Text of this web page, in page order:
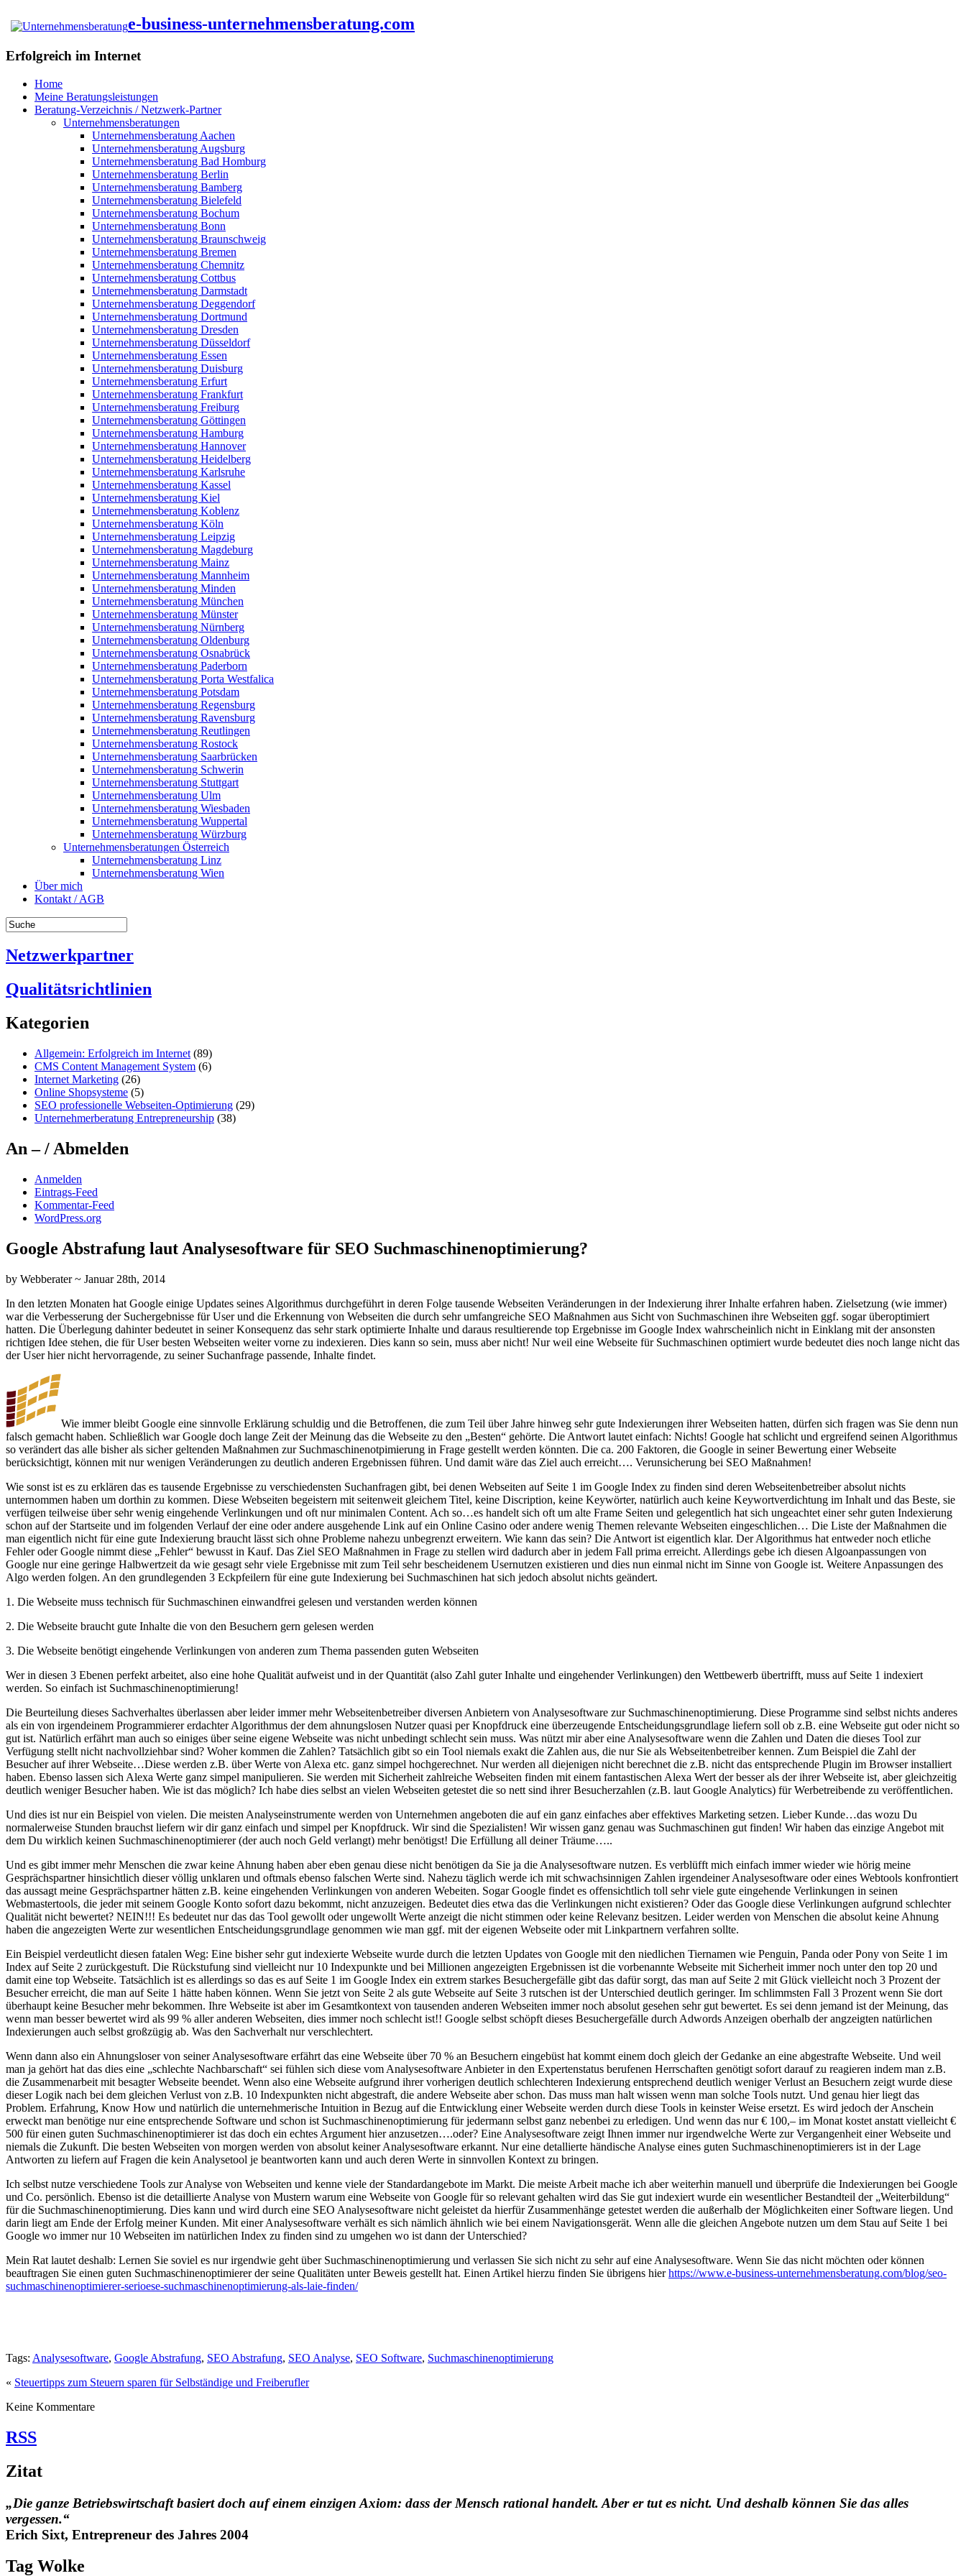
e-business-unternehmensberatung.com
Erfolgreich im Internet
Home
Meine Beratungsleistungen
Beratung-Verzeichnis / Netzwerk-Partner
Unternehmensberatungen
Unternehmensberatung Aachen
Unternehmensberatung Augsburg
Unternehmensberatung Bad Homburg
Unternehmensberatung Berlin
Unternehmensberatung Bamberg
Unternehmensberatung Bielefeld
Unternehmensberatung Bochum
Unternehmensberatung Bonn
Unternehmensberatung Braunschweig
Unternehmensberatung Bremen
Unternehmensberatung Chemnitz
Unternehmensberatung Cottbus
Unternehmensberatung Darmstadt
Unternehmensberatung Deggendorf
Unternehmensberatung Dortmund
Unternehmensberatung Dresden
Unternehmensberatung Düsseldorf
Unternehmensberatung Essen
Unternehmensberatung Duisburg
Unternehmensberatung Erfurt
Unternehmensberatung Frankfurt
Unternehmensberatung Freiburg
Unternehmensberatung Göttingen
Unternehmensberatung Hamburg
Unternehmensberatung Hannover
Unternehmensberatung Heidelberg
Unternehmensberatung Karlsruhe
Unternehmensberatung Kassel
Unternehmensberatung Kiel
Unternehmensberatung Koblenz
Unternehmensberatung Köln
Unternehmensberatung Leipzig
Unternehmensberatung Magdeburg
Unternehmensberatung Mainz
Unternehmensberatung Mannheim
Unternehmensberatung Minden
Unternehmensberatung München
Unternehmensberatung Münster
Unternehmensberatung Nürnberg
Unternehmensberatung Oldenburg
Unternehmensberatung Osnabrück
Unternehmensberatung Paderborn
Unternehmensberatung Porta Westfalica
Unternehmensberatung Potsdam
Unternehmensberatung Regensburg
Unternehmensberatung Ravensburg
Unternehmensberatung Reutlingen
Unternehmensberatung Rostock
Unternehmensberatung Saarbrücken
Unternehmensberatung Schwerin
Unternehmensberatung Stuttgart
Unternehmensberatung Ulm
Unternehmensberatung Wiesbaden
Unternehmensberatung Wuppertal
Unternehmensberatung Würzburg
Unternehmensberatungen Österreich
Unternehmensberatung Linz
Unternehmensberatung Wien
Über mich
Kontakt / AGB
Netzwerkpartner
Qualitätsrichtlinien
Kategorien
Allgemein: Erfolgreich im Internet (89)
CMS Content Management System (6)
Internet Marketing (26)
Online Shopsysteme (5)
SEO professionelle Webseiten-Optimierung (29)
Unternehmerberatung Entrepreneurship (38)
An – / Abmelden
Anmelden
Eintrags-Feed
Kommentar-Feed
WordPress.org
Google Abstrafung laut Analysesoftware für SEO Suchmaschinenoptimierung?
by Webberater ~ Januar 28th, 2014
In den letzten Monaten hat Google einige Updates seines Algorithmus durchgeführt in deren Folge tausende Webseiten Veränderungen in der Indexierung ihrer Inhalte erfahren haben. Zielsetzung (wie immer)
war die Verbesserung der Suchergebnisse für User und die Erkennung von Webseiten die durch sehr umfangreiche SEO Maßnahmen aus Sicht von Suchmaschinen ihre Webseiten ggf. sogar überoptimiert
hatten. Die Überlegung dahinter bedeutet in seiner Konsequenz das sehr stark optimierte Inhalte und daraus resultierende top Ergebnisse im Google Index wahrscheinlich nicht in Einklang mit der ansonsten
richtigen Idee stehen, die für User besten Webseiten weiter vorne zu indexieren. Dies kann so sein, muss aber nicht! Nur weil eine Webseite für Suchmaschinen optimiert wurde bedeutet dies noch lange nicht das
der User hier nicht hervorragende, zu seiner Suchanfrage passende, Inhalte findet.
Wie immer bleibt Google eine sinnvolle Erklärung schuldig und die Betroffenen, die zum Teil über Jahre hinweg sehr gute Indexierungen ihrer Webseiten hatten, dürfen sich fragen was Sie denn nun
falsch gemacht haben. Schließlich war Google doch lange Zeit der Meinung das die Webseite zu den „Besten“ gehörte. Die Antwort lautet einfach: Nichts! Google hat schlicht und ergreifend seinen Algorithmus
so verändert das alle bisher als sicher geltenden Maßnahmen zur Suchmaschinenotpimierung in Frage gestellt werden könnten. Die ca. 200 Faktoren, die Google in seiner Bewertung einer Webseite
berücksichtigt, können mit nur wenigen Veränderungen zu deutlich anderen Ergebnissen führen. Und damit wäre das Ziel auch erreicht…. Verunsicherung bei SEO Maßnahmen!
Wie sonst ist es zu erklären das es tausende Ergebnisse zu verschiedensten Suchanfragen gibt, bei denen Webseiten auf Seite 1 im Google Index zu finden sind deren Webseitenbetreiber absolut nichts
unternommen haben um dorthin zu kommen. Diese Webseiten begeistern mit seitenweit gleichem Titel, keine Discription, keine Keywörter, natürlich auch keine Keywortverdichtung im Inhalt und das Beste, sie
verfügen teilweise über sehr wenig eingehende Verlinkungen und oft nur minimalen Content. Ach so…es handelt sich oft um alte Frame Seiten und gelegentlich hat sich ungeachtet einer sehr guten Indexierung
schon auf der Startseite und im folgenden Verlauf der eine oder andere ausgehende Link auf ein Online Casino oder andere wenig Themen relevante Webseiten eingeschlichen… Die Liste der Maßnahmen die
man eigentlich nicht für eine gute Indexierung braucht lässt sich ohne Probleme nahezu unbegrenzt erweitern. Wie kann das sein? Die Antwort ist eigentlich klar. Der Algorithmus hat entweder noch etliche
Fehler oder Google nimmt diese „Fehler“ bewusst in Kauf. Das Ziel SEO Maßnahmen in Frage zu stellen wird dadurch aber in jedem Fall prima erreicht. Allerdings gebe ich diesen Algoanpassungen von
Google nur eine geringe Halbwertzeit da wie gesagt sehr viele Ergebnisse mit zum Teil sehr bescheidenem Usernutzen existieren und dies nun einmal nicht im Sinne von Google ist. Weitere Anpassungen des
Algo werden folgen. An den grundlegenden 3 Eckpfeilern für eine gute Indexierung bei Suchmaschinen hat sich jedoch absolut nichts geändert.
1. Die Webseite muss technisch für Suchmaschinen einwandfrei gelesen und verstanden werden können
2. Die Webseite braucht gute Inhalte die von den Besuchern gern gelesen werden
3. Die Webseite benötigt eingehende Verlinkungen von anderen zum Thema passenden guten Webseiten
Wer in diesen 3 Ebenen perfekt arbeitet, also eine hohe Qualität aufweist und in der Quantität (also Zahl guter Inhalte und eingehender Verlinkungen) den Wettbewerb übertrifft, muss auf Seite 1 indexiert
werden. So einfach ist Suchmaschinenoptimierung!
Die Beurteilung dieses Sachverhaltes überlassen aber leider immer mehr Webseitenbetreiber diversen Anbietern von Analysesoftware zur Suchmaschinenoptimierung. Diese Programme sind selbst nichts anderes
als ein von irgendeinem Programmierer erdachter Algorithmus der dem ahnungslosen Nutzer quasi per Knopfdruck eine überzeugende Entscheidungsgrundlage liefern soll ob z.B. eine Webseite gut oder nicht so
gut ist. Natürlich erfährt man auch so einiges über seine eigene Webseite was nicht unbedingt schlecht sein muss. Was nützt mir aber eine Analysesoftware wenn die Zahlen und Daten die dieses Tool zur
Verfügung stellt nicht nachvollziehbar sind? Woher kommen die Zahlen? Tatsächlich gibt so ein Tool niemals exakt die Zahlen aus, die nur Sie als Webseitenbetreiber kennen. Zum Beispiel die Zahl der
Besucher auf ihrer Webseite…Diese werden z.B. über Werte von Alexa etc. ganz simpel hochgerechnet. Nur werden all diejenigen nicht berechnet die z.B. nicht das entsprechende Plugin im Browser installiert
haben. Ebenso lassen sich Alexa Werte ganz simpel manipulieren. Sie werden mit Sicherheit zahlreiche Webseiten finden mit einem fantastischen Alexa Wert der besser als der ihrer Webseite ist, aber gleichzeitig
deutlich weniger Besucher haben. Wie ist das möglich? Ich habe dies selbst an vielen Webseiten getestet die so nett sind ihrer Besucherzahlen (z.B. laut Google Analytics) für Werbetreibende zu veröffentlichen.
Und dies ist nur ein Beispiel von vielen. Die meisten Analyseinstrumente werden von Unternehmen angeboten die auf ein ganz einfaches aber effektives Marketing setzen. Lieber Kunde…das wozu Du
normalerweise Stunden brauchst liefern wir dir ganz einfach und simpel per Knopfdruck. Wir sind die Spezialisten! Wir wissen ganz genau was Suchmaschinen gut finden! Wir haben das einzige Angebot mit
dem Du wirklich keinen Suchmaschinenoptimierer (der auch noch Geld verlangt) mehr benötigst! Die Erfüllung all deiner Träume…..
Und es gibt immer mehr Menschen die zwar keine Ahnung haben aber eben genau diese nicht benötigen da Sie ja die Analysesoftware nutzen. Es verblüfft mich einfach immer wieder wie hörig meine
Gesprächspartner hinsichtlich dieser völlig unklaren und oftmals ebenso falschen Werte sind. Nahezu täglich werde ich mit schwachsinnigen Zahlen irgendeiner Analysesoftware oder eines Webtools konfrontiert
das aussagt meine Gesprächspartner hätten z.B. keine eingehenden Verlinkungen von anderen Webeiten. Sogar Google findet es offensichtlich toll sehr viele gute eingehende Verlinkungen in seinen
Webmastertools, die jeder mit seinem Google Konto sofort dazu bekommt, nicht anzuzeigen. Bedeutet dies etwa das die Verlinkungen nicht existieren? Oder das Google diese Verlinkungen aufgrund schlechter
Qualität nicht bewertet? NEIN!!! Es bedeutet nur das das Tool gewollt oder ungewollt Werte anzeigt die nicht stimmen oder keine Relevanz besitzen. Leider werden von Menschen die absolut keine Ahnung
haben die angezeigten Werte zur wesentlichen Entscheidungsgrundlage genommen wie man ggf. mit der eigenen Webseite oder mit Linkpartnern verfahren sollte.
Ein Beispiel verdeutlicht diesen fatalen Weg: Eine bisher sehr gut indexierte Webseite wurde durch die letzten Updates von Google mit den niedlichen Tiernamen wie Penguin, Panda oder Pony von Seite 1 im
Index auf Seite 2 zurückgestuft. Die Rückstufung sind vielleicht nur 10 Indexpunkte und bei Millionen angezeigten Ergebnissen ist die vorbenannte Webseite mit Sicherheit immer noch unter den top 20 und
damit eine top Webseite. Tatsächlich ist es allerdings so das es auf Seite 1 im Google Index ein extrem starkes Besuchergefälle gibt das dafür sorgt, das man auf Seite 2 mit Glück vielleicht noch 3 Prozent der
Besucher erreicht, die man auf Seite 1 hätte haben können. Wenn Sie jetzt von Seite 2 als gute Webseite auf Seite 3 rutschen ist der Unterschied deutlich geringer. Im schlimmsten Fall 3 Prozent wenn Sie dort
überhaupt keine Besucher mehr bekommen. Ihre Webseite ist aber im Gesamtkontext von tausenden anderen Webseiten immer noch absolut gesehen sehr gut bewertet. Es sei denn jemand ist der Meinung, das
wenn man besser bewertet wird als 99 % aller anderen Webseiten, dies immer noch schlecht ist!! Google selbst schöpft dieses Besuchergefälle durch Adwords Anzeigen oberhalb der angzeigten natürlichen
Indexierungen auch selbst großzügig ab. Was den Sachverhalt nur verschlechtert.
Wenn dann also ein Ahnungsloser von seiner Analysesoftware erfährt das eine Webseite über 70 % an Besuchern eingebüst hat kommt einem doch gleich der Gedanke an eine abgestrafte Webseite. Und weil
man ja gehört hat das dies eine „schlechte Nachbarschaft“ sei fühlen sich diese vom Analysesoftware Anbieter in den Expertenstatus berufenen Herrschaften genötigt sofort darauf zu reagieren indem man z.B.
die Zusammenarbeit mit besagter Webseite beendet. Wenn also eine Webseite aufgrund ihrer vorherigen deutlich schlechteren Indexierung entsprechend deutlich weniger Verlust an Besuchern zeigt wurde diese
dieser Logik nach bei dem gleichen Verlust von z.B. 10 Indexpunkten nicht abgestraft, die andere Webseite aber schon. Das muss man halt wissen wenn man solche Tools nutzt. Und genau hier liegt das
Problem. Erfahrung, Know How und natürlich die unternehmerische Intuition in Bezug auf die Entwicklung einer Webseite werden durch diese Tools in keinster Weise ersetzt. Es wird jedoch der Anschein
erweckt man benötige nur eine entsprechende Software und schon ist Suchmaschinenoptimierung für jedermann selbst ganz nebenbei zu erledigen. Und wenn das nur € 100,– im Monat kostet anstatt vielleicht €
500 für einen guten Suchmaschinenoptimierer ist das doch ein echtes Argument hier anzusetzen….oder? Eine Analysesoftware zeigt Ihnen immer nur irgendwelche Werte zur Vergangenheit einer Webseite und
niemals die Zukunft. Die besten Webseiten von morgen werden von absolut keiner Analysesoftware erkannt. Nur eine detallierte händische Analyse eines guten Suchmaschinenoptimierers ist in der Lage
Antworten zu liefern auf Fragen die kein Analysetool je beantworten kann und auch deren Werte in sinnvollen Kontext zu bringen.
Ich selbst nutze verschiedene Tools zur Analyse von Webseiten und kenne viele der Standardangebote im Markt. Die meiste Arbeit mache ich aber weiterhin manuell und überprüfe die Indexierungen bei Google
und Co. persönlich. Ebenso ist die detaillierte Analyse von Mustern warum eine Webseite von Google für so relevant gehalten wird das Sie gut indexiert wurde ein wesentlicher Bestandteil der „Weiterbildung“
für die Suchmaschinenoptimierung. Dies kann und wird durch eine SEO Analysesoftware nicht geleistet da hierfür Zusammenhänge getestet werden die außerhalb der Möglichkeiten einer Software liegen. Und
darin liegt am Ende der Erfolg meiner Kunden. Mit einer Analysesoftware verhält es sich nämlich ähnlich wie bei einem Navigationsgerät. Wenn alle die gleichen Angebote nutzen um dem Stau auf Seite 1 bei
Google wo immer nur 10 Webseiten im natürlichen Index zu finden sind zu umgehen wo ist dann der Unterschied?
Mein Rat lautet deshalb: Lernen Sie soviel es nur irgendwie geht über Suchmaschinenoptimierung und verlassen Sie sich nicht zu sehr auf eine Analysesoftware. Wenn Sie das nicht möchten oder können
beauftragen Sie einen guten Suchmaschinenoptimierer der seine Qualitäten unter Beweis gestellt hat. Einen Artikel hierzu finden Sie übrigens hierhttps://www.e-business-unternehmensberatung.com/blog/seo-
suchmaschinenoptimierer-serioese-suchmaschinenoptimierung-als-laie-finden/
Tags: Analysesoftware, Google Abstrafung, SEO Abstrafung, SEO Analyse, SEO Software, Suchmaschinenoptimierung
« Steuertipps zum Steuern sparen für Selbständige und Freiberufler
Keine Kommentare
RSS
Zitat
„Die ganze Betriebswirtschaft basiert doch auf einem einzigen Axiom: dass der Mensch rational handelt. Aber er tut es nicht. Und deshalb können Sie das alles
vergessen.“
Erich Sixt, Entrepreneur des Jahres 2004
Tag Wolke